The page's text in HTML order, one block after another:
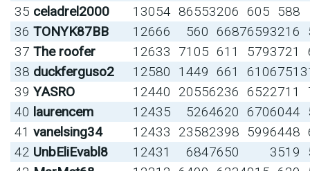
35 celadrel2000 13054 86553206 605 588
36 TONYK87BB 12666 560 66876593216
37 The roofer 12633 7105 611 5793721
38 duckferguso2 12580 1449 661 6106751
39 YASRO 12440 20556236 6522711
40 laurencem 12435 5264620 6706044
41 vanelsing34 12433 23582398 5996448
42 UnbEliEvabl8 12431 6847650 3519